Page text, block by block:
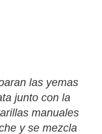
las yemas
junto con la
manuales
y se mezcla